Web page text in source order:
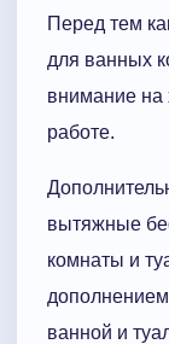
Перед тем
для ванных
внимание на
работе.
вытяжные
комнаты и
ванной и